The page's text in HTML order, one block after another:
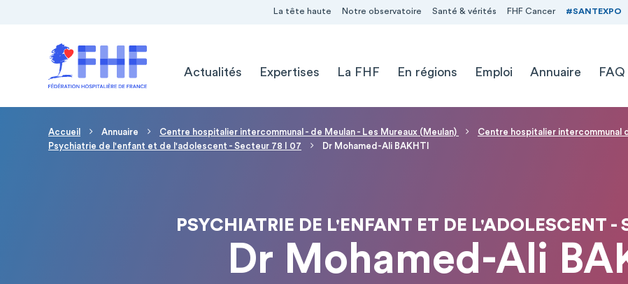
La tête haute Notre observatoire Santé & vérités FHF Cancer #SANTEXPO
Actualités
Expertises La FHF En régions Emploi Annuaire FAQ
Fil d'Ariane
Accueil Annuaire Centre hospitalier intercommunal - de Meulan - Les Mureaux (Meulan)
Centre hospitalier intercommunal
Psychiatrie de l'enfant et de l'adolescent - Secteur 78 I 07
Dr Mohamed-Ali BAKHTI
PSYCHIATRIE DE L'ENFANT ET DE L'ADOLESCENT -
Dr Mohamed-Ali